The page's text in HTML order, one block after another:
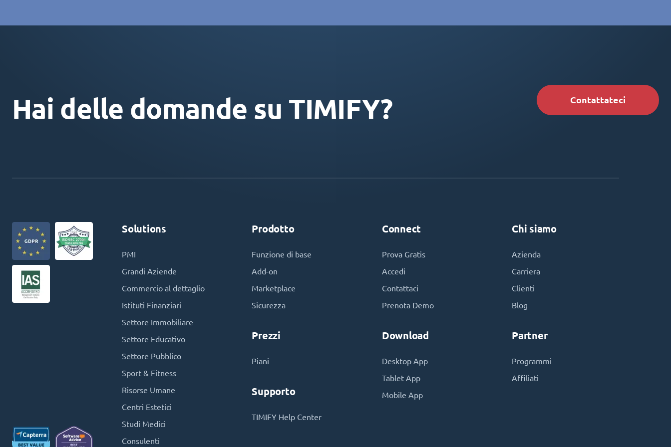
Hai delle domande su TIMIFY? Contattateci
Solutions
PMI
Grandi Aziende
Commercio al dettaglio
Istituti Finanziari
Settore Immobiliare
Settore Educativo
Settore Pubblico
Sport & Fitness
Risorse Umane
Centri Estetici
Studi Medici
Consulenti
Prodotto
Funzione di base
Add-on
Marketplace
Sicurezza
Prezzi
Piani
Supporto
TIMIFY Help Center
Connect
Prova Gratis
Accedi
Contattaci
Prenota Demo
Download
Desktop App
Tablet App
Mobile App
Chi siamo
Azienda
Carriera
Clienti
Blog
Partner
Programmi
Affiliati